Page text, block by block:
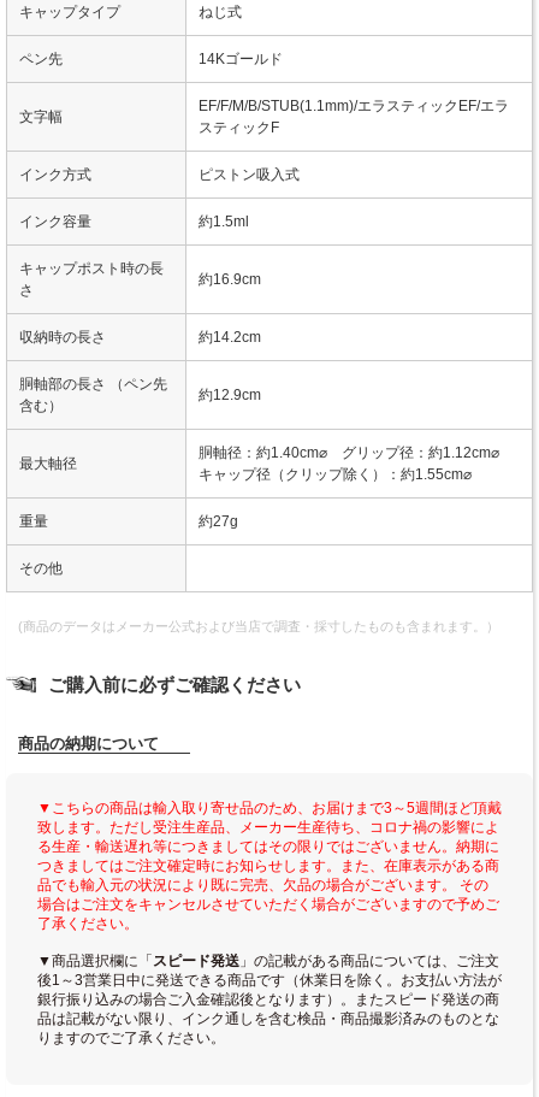
キャップタイプ ねじ式
ペン先 14Kゴールド
文字幅
EF/F/M/B/STUB(1.1mm)/エラスティックEF/エラ
スティックF
インク方式 ピストン吸入式
インク容量 約1.5ml
キャップポスト時の長
さ
約16.9cm
収納時の長さ 約14.2cm
胴軸部の長さ （ペン先
含む）
約12.9cm
最大軸径
胴軸径：約1.40cm⌀ グリップ径：約1.12cm⌀
キャップ径（クリップ除く）：約1.55cm⌀
重量 約27g
その他
(商品のデータはメーカー公式および当店で調査・採寸したものも含まれます。）
ご購入前に必ずご確認ください
商品の納期について
▼こちらの商品は輸入取り寄せ品のため、お届けまで3～5週間ほど頂戴
致します。ただし受注生産品、メーカー生産待ち、コロナ禍の影響によ
る生産・輸送遅れ等につきましてはその限りではございません。納期に
つきましてはご注文確定時にお知らせします。また、在庫表示がある商
品でも輸入元の状況により既に完売、欠品の場合がございます。 その
場合はご注文をキャンセルさせていただく場合がございますので予めご
了承ください。
▼商品選択欄に「 スピード発送 」の記載がある商品については、ご注文
後1～3営業日中に発送できる商品です（休業日を除く。お支払い方法が
銀行振り込みの場合ご入金確認後となります）。またスピード発送の商
品は記載がない限り、インク通しを含む検品・商品撮影済みのものとな
りますのでご了承ください。